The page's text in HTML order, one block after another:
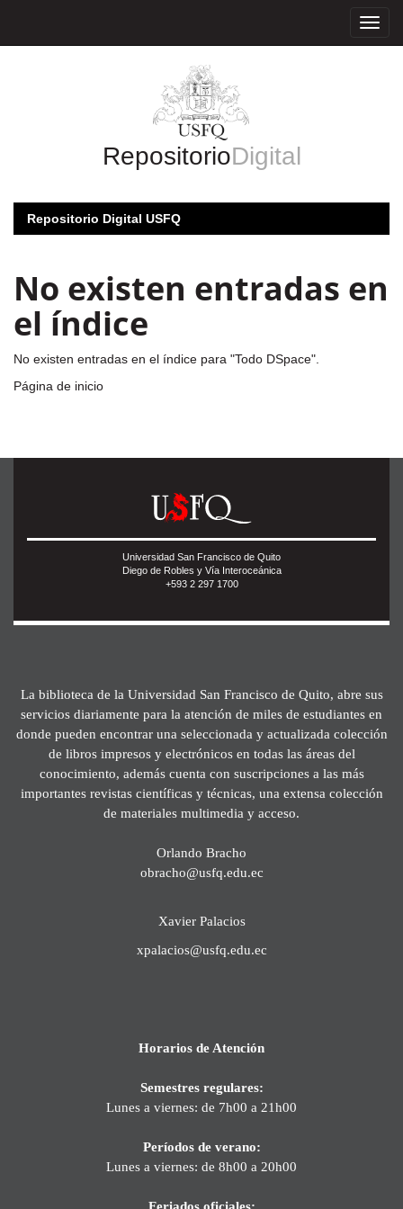
RepositorioDigital
Repositorio Digital USFQ
No existen entradas en
el índice
No existen entradas en el índice para "Todo DSpace".
Página de inicio
Universidad San Francisco de Quito
Diego de Robles y Vía Interoceánica
+593 2 297 1700
La biblioteca de la Universidad San Francisco de Quito, abre sus
servicios diariamente para la atención de miles de estudiantes en
donde pueden encontrar una seleccionada y actualizada colección
de libros impresos y electrónicos en todas las áreas del
conocimiento, además cuenta con suscripciones a las más
importantes revistas científicas y técnicas, una extensa colección
de materiales multimedia y acceso.
Orlando Bracho
obracho@usfq.edu.ec
Xavier Palacios
xpalacios@usfq.edu.ec
Horarios de Atención
Semestres regulares:
Lunes a viernes: de 7h00 a 21h00
Períodos de verano:
Lunes a viernes: de 8h00 a 20h00
Feriados oficiales: